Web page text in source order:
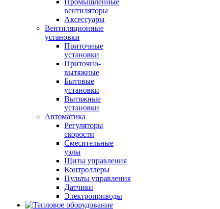
Промышленные
вентиляторы
Аксессуары
Вентиляционные
установки
Приточные
установки
Приточно-
вытяжные
Бытовые
установки
Вытяжные
установки
Автоматика
Регуляторы
скорости
Смесительные
узлы
Щиты управления
Контроллеры
Пульты управления
Датчики
Электроприводы